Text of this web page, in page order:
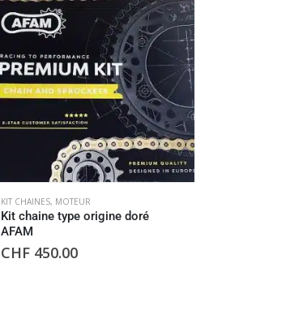
KIT CHAINES, MOTEUR
Kit chaine type origine doré
AFAM
CHF 450.00